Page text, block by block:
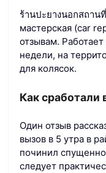
ร้านปะยางนอกสถาน
мастерская (car
отзывам.
недели, на
для колясок.
Как сработали
Один отзыв
вызов в 5 утра в
починил
следует